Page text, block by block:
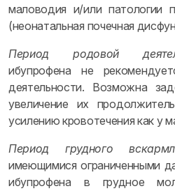
маловодия и/или патологии
(неонатальная почечная
Период родовой
ибупрофена не
деятельности. Возможна
увеличение их
усилению кровотечения как у
Период грудного
имеющимися ограниченными
ибупрофена в грудное